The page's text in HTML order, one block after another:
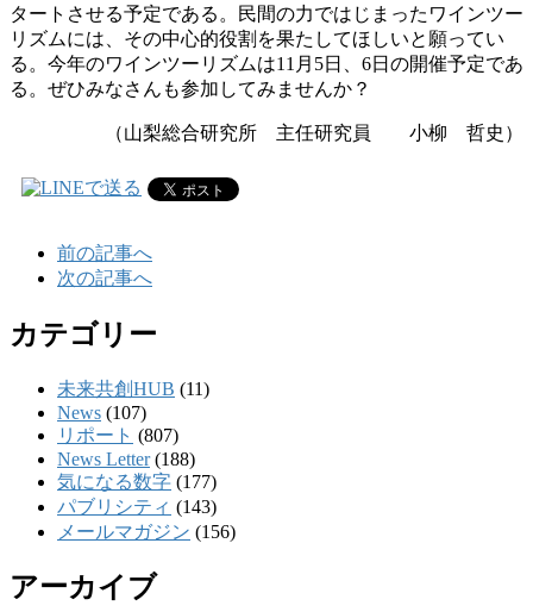
タートさせる予定である。民間の力ではじまったワインツー
リズムには、その中心的役割を果たしてほしいと願ってい
る。今年のワインツーリズムは11月5日、6日の開催予定であ
る。ぜひみなさんも参加してみませんか？
（山梨総合研究所 主任研究員 小柳 哲史）
前の記事へ
次の記事へ
カテゴリー
未来共創HUB (11)
News (107)
リポート (807)
News Letter(188)
気になる数字 (177)
パブリシティ (143)
メールマガジン (156)
アーカイブ